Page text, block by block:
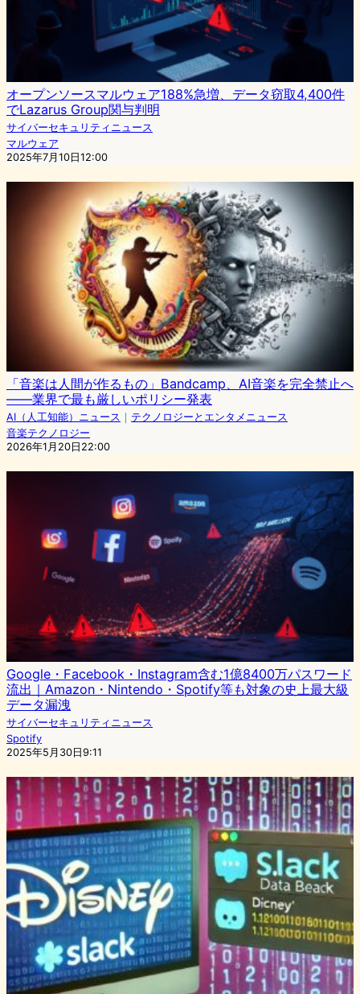
オープンソースマルウェア188%急増、データ窃取4,400件
でLazarus Group関与判明
サイバーセキュリティニュース
マルウェア
2025年7月10日12:00
「音楽は人間が作るもの」Bandcamp、AI音楽を完全禁止へ
——業界で最も厳しいポリシー発表
AI（人工知能）ニュース ｜ テクノロジーとエンタメニュース
音楽テクノロジー
2026年1月20日22:00
Google・Facebook・Instagram含む1億8400万パスワード
流出｜Amazon・Nintendo・Spotify等も対象の史上最大級
データ漏洩
サイバーセキュリティニュース
Spotify
2025年5月30日9:11